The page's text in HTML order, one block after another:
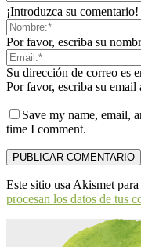
¡Introduzca su comentario!
Por favor, escriba su
Su dirección de correo es
Por favor, escriba su email
Save my name, email,
time I comment.
Este sitio usa Akismet
procesan los datos de tus